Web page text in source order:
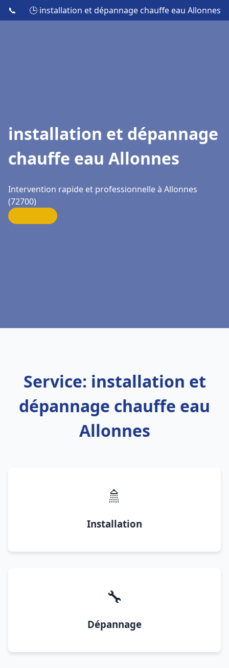
📞 🕒 installation et dépannage chauffe eau Allonnes
installation et dépannage
chauffe eau Allonnes
Intervention rapide et professionnelle à Allonnes
(72700)
Service: installation et
dépannage chauffe eau
Allonnes
🚿
Installation
🔧
Dépannage